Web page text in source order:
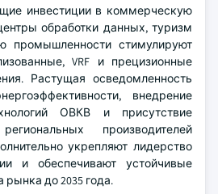
инвестиции в коммерческую
обработки данных, туризм
промышленности стимулируют
VRF и прецизионные
Растущая осведомленность
внедрение
ОВКВ и присутствие
производителей
укрепляют лидерство
и обеспечивают устойчивые
до 2035 года.